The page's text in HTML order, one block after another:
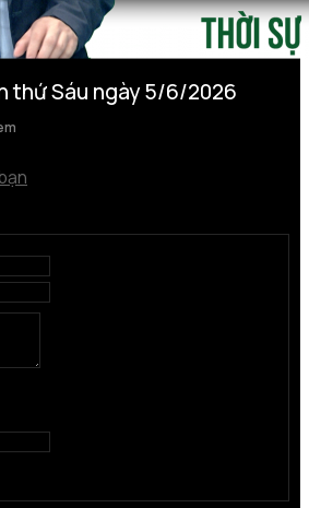
thứ Sáu ngày 5/6/2026